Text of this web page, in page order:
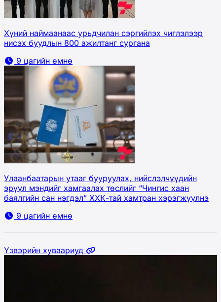
Хүний наймаанаас урьдчилан сэргийлэх чиглэлээр
нисэх буудлын 800 ажилтанг сургана
9 цагийн өмнө
Улаанбаатарын утааг бууруулах, нийслэлчүүдийн
эрүүл мэндийг хамгаалах төслийг “Чингис хаан
баялгийн сан нэгдэл” ХХК-тай хамтран хэрэгжүүлнэ
9 цагийн өмнө
Үзвэрийн хуваариуд